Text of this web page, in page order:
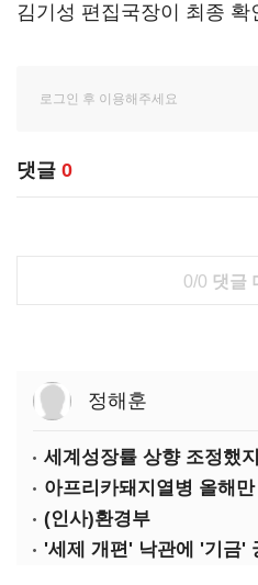
김기성 편집국장이 최종 확
댓글 0
0/0 댓글
정해훈
(인사)환경부
'세제 개편' 낙관에 '기금'